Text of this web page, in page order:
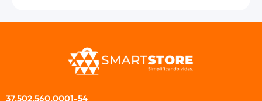
37.502.560.0001-54